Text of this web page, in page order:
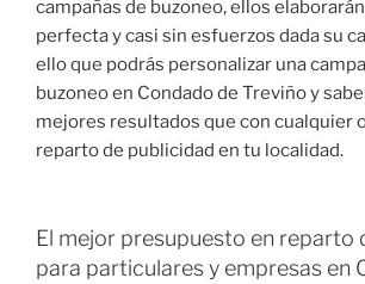
campañas de buzoneo, ellos
perfecta y casi sin esfuerzos dada su
ello que podrás personalizar una
buzoneo en Condado de Treviño y
mejores resultados que con cualquier
reparto de publicidad en tu localidad.
El mejor presupuesto en reparto
para particulares y empresas en